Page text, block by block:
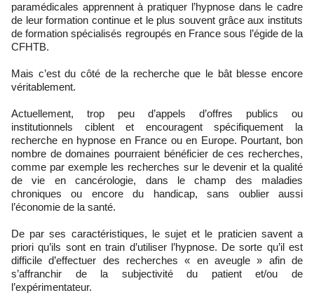
paramédicales apprennent à pratiquer l’hypnose dans le cadre
de leur formation continue et le plus souvent grâce aux instituts
de formation spécialisés regroupés en France sous l’égide de la
CFHTB.
Mais c’est du côté de la recherche que le bât blesse encore
véritablement.
Actuellement, trop peu d’appels d’offres publics ou
institutionnels ciblent et encouragent spécifiquement la
recherche en hypnose en France ou en Europe. Pourtant, bon
nombre de domaines pourraient bénéficier de ces recherches,
comme par exemple les recherches sur le devenir et la qualité
de vie en cancérologie, dans le champ des maladies
chroniques ou encore du handicap, sans oublier aussi
l’économie de la santé.
De par ses caractéristiques, le sujet et le praticien savent a
priori qu’ils sont en train d’utiliser l’hypnose. De sorte qu’il est
difficile d’effectuer des recherches « en aveugle » afin de
s’affranchir de la subjectivité du patient et/ou de
l’expérimentateur.